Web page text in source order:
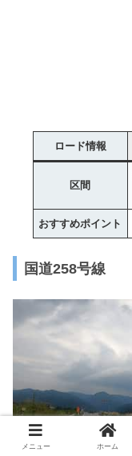
ロード情報
区間
おすすめポイント
国道258号線
メニュー ホーム